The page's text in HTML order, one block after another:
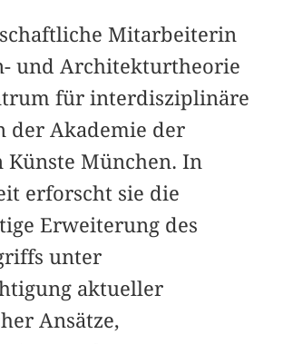
Mitarbeiterin
und Architekturtheorie
für interdisziplinäre
der Akademie der
Künste München. In
erforscht sie die
Erweiterung des
unter
aktueller
Ansätze,